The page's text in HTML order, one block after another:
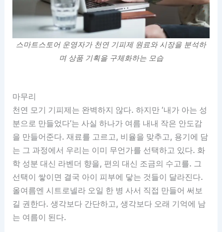
스마트스토어 운영자가 천연 기피제 원료와 시장을 분석하
며 상품 기획을 구체화하는 모습
마무리
천연 모기 기피제는 완벽하지 않다. 하지만 ‘내가 아는 성
분으로 만들었다’는 사실 하나가 여름 내내 작은 안도감
을 만들어준다. 재료를 고르고, 비율을 맞추고, 용기에 담
는 그 과정에서 우리는 이미 무언가를 선택하고 있다. 화
학 성분 대신 라벤더 향을, 편의 대신 조금의 수고를. 그
선택이 쌓이면 결국 아이 피부에 닿는 것들이 달라진다.
올여름엔 시트로넬라 오일 한 병 사서 직접 만들어 써보
길 권한다. 생각보다 간단하고, 생각보다 오래 기억에 남
는 여름이 된다.